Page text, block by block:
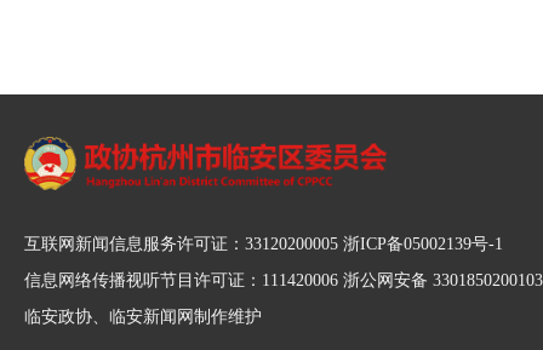
互联网新闻信息服务许可证：33120200005 浙ICP备05002139号-1
信息网络传播视听节目许可证：111420006 浙公网安备
临安政协、临安新闻网制作维护